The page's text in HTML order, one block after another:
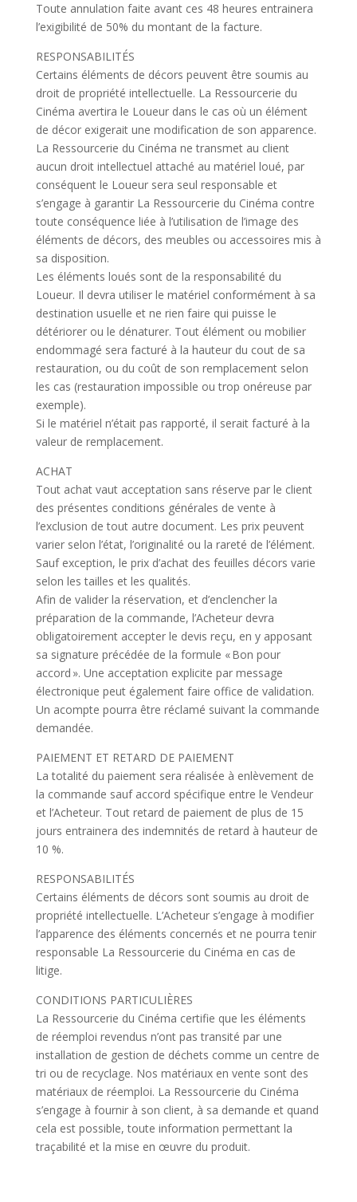
Toute annulation faite avant ces 48 heures entrainera
l’exigibilité de 50% du montant de la facture.
RESPONSABILITÉS
Certains éléments de décors peuvent être soumis au
droit de propriété intellectuelle. La Ressourcerie du
Cinéma avertira le Loueur dans le cas où un élément
de décor exigerait une modification de son apparence.
La Ressourcerie du Cinéma ne transmet au client
aucun droit intellectuel attaché au matériel loué, par
conséquent le Loueur sera seul responsable et
s’engage à garantir La Ressourcerie du Cinéma contre
toute conséquence liée à l’utilisation de l’image des
éléments de décors, des meubles ou accessoires mis à
sa disposition.
Les éléments loués sont de la responsabilité du
Loueur. Il devra utiliser le matériel conformément à sa
destination usuelle et ne rien faire qui puisse le
détériorer ou le dénaturer. Tout élément ou mobilier
endommagé sera facturé à la hauteur du cout de sa
restauration, ou du coût de son remplacement selon
les cas (restauration impossible ou trop onéreuse par
exemple).
Si le matériel n’était pas rapporté, il serait facturé à la
valeur de remplacement.
ACHAT
Tout achat vaut acceptation sans réserve par le client
des présentes conditions générales de vente à
l’exclusion de tout autre document. Les prix peuvent
varier selon l’état, l’originalité ou la rareté de l’élément.
Sauf exception, le prix d’achat des feuilles décors varie
selon les tailles et les qualités.
Afin de valider la réservation, et d’enclencher la
préparation de la commande, l’Acheteur devra
obligatoirement accepter le devis reçu, en y apposant
sa signature précédée de la formule « Bon pour
accord ». Une acceptation explicite par message
électronique peut également faire office de validation.
Un acompte pourra être réclamé suivant la commande
demandée.
PAIEMENT ET RETARD DE PAIEMENT
La totalité du paiement sera réalisée à enlèvement de
la commande sauf accord spécifique entre le Vendeur
et l’Acheteur. Tout retard de paiement de plus de 15
jours entrainera des indemnités de retard à hauteur de
10 %.
RESPONSABILITÉS
Certains éléments de décors sont soumis au droit de
propriété intellectuelle. L’Acheteur s’engage à modifier
l’apparence des éléments concernés et ne pourra tenir
responsable La Ressourcerie du Cinéma en cas de
litige.
CONDITIONS PARTICULIÈRES
La Ressourcerie du Cinéma certifie que les éléments
de réemploi revendus n’ont pas transité par une
installation de gestion de déchets comme un centre de
tri ou de recyclage. Nos matériaux en vente sont des
matériaux de réemploi. La Ressourcerie du Cinéma
s’engage à fournir à son client, à sa demande et quand
cela est possible, toute information permettant la
traçabilité et la mise en œuvre du produit.